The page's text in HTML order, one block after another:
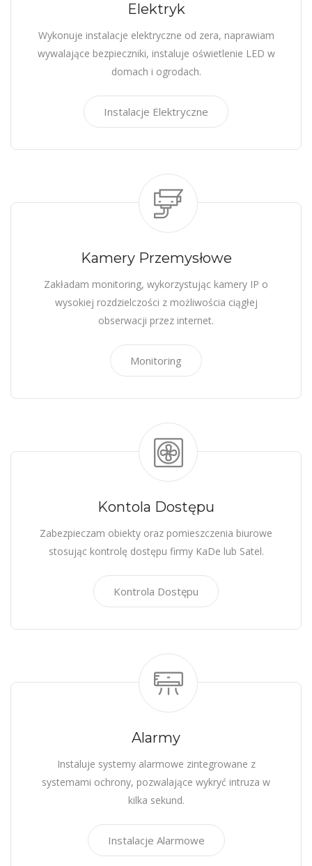
Elektryk
Wykonuje instalacje elektryczne od zera, naprawiam
wywalające bezpieczniki, instaluje oświetlenie LED w
domach i ogrodach.
Instalacje Elektryczne
Kamery Przemysłowe
Zakładam monitoring, wykorzystując kamery IP o
wysokiej rozdzielczości z możliwościa ciągłej
obserwacji przez internet.
Monitoring
Kontola Dostępu
Zabezpieczam obiekty oraz pomieszczenia biurowe
stosując kontrolę dostępu firmy KaDe lub Satel.
Kontrola Dostępu
Alarmy
Instaluje systemy alarmowe zintegrowane z
systemami ochrony, pozwalające wykryć intruza w
kilka sekund.
Instalacje Alarmowe